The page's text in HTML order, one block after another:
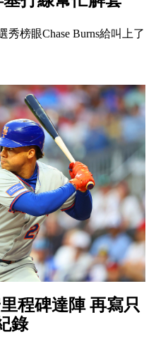
榜眼Chase Burns給叫上了
程碑達陣 再寫只
錄